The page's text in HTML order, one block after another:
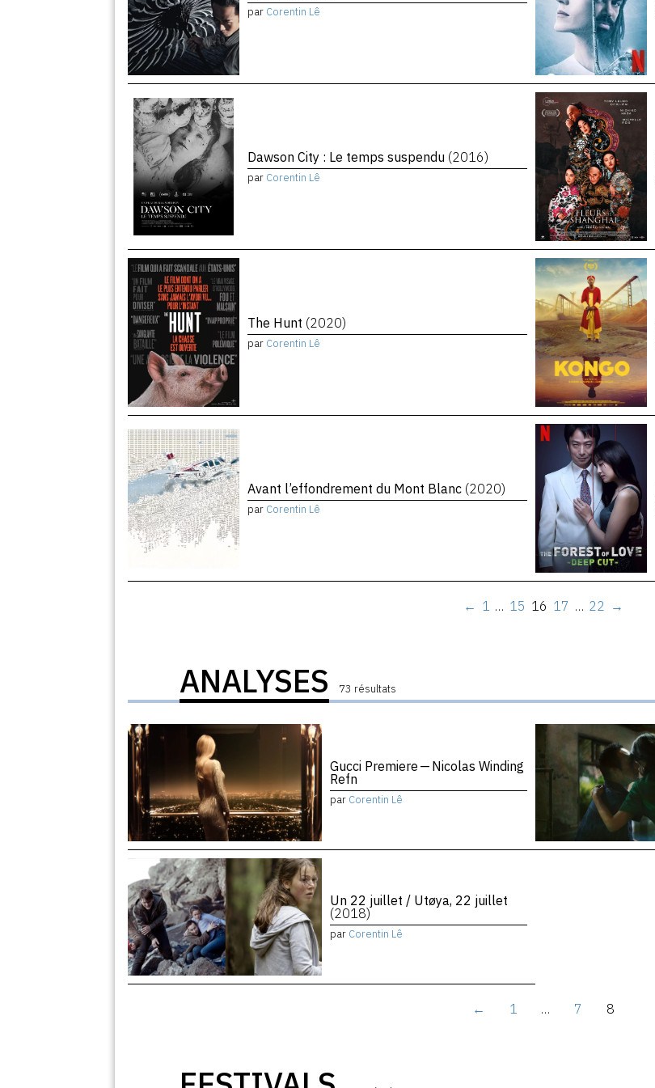
par Corentin Lê
Dawson City : Le temps suspendu (2016)
par Corentin Lê
The Hunt (2020)
par Corentin Lê
Avant l’effondrement du Mont Blanc (2020)
par Corentin Lê
← 1 … 15 16 17 … 22 →
ANALYSES 73 résultats
Gucci Premiere — Nicolas Winding
Refn
par Corentin Lê
Un 22 juillet / Utøya, 22 juillet
(2018)
par Corentin Lê
← 1 … 7 8